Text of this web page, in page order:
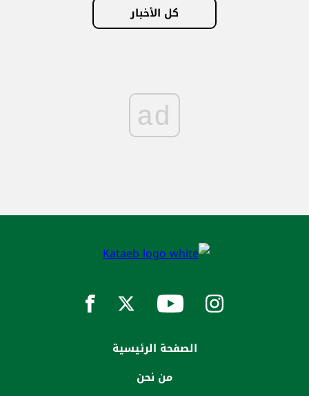
كل الأخبار
ad
الصفحة الرئيسية
من نحن